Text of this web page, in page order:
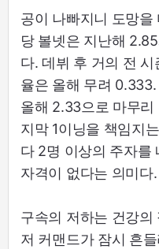
공이 나빠지니 도망
당 볼넷은 지난해
다. 데뷔 후 거의 전
율은 올해 무려
올해 2.33으로 마무
지막 1이닝을 책임지
다 2명 이상의 주자를
자격이 없다는 의미다.
구속의 저하는 건강
저 커맨드가 잠시 흔